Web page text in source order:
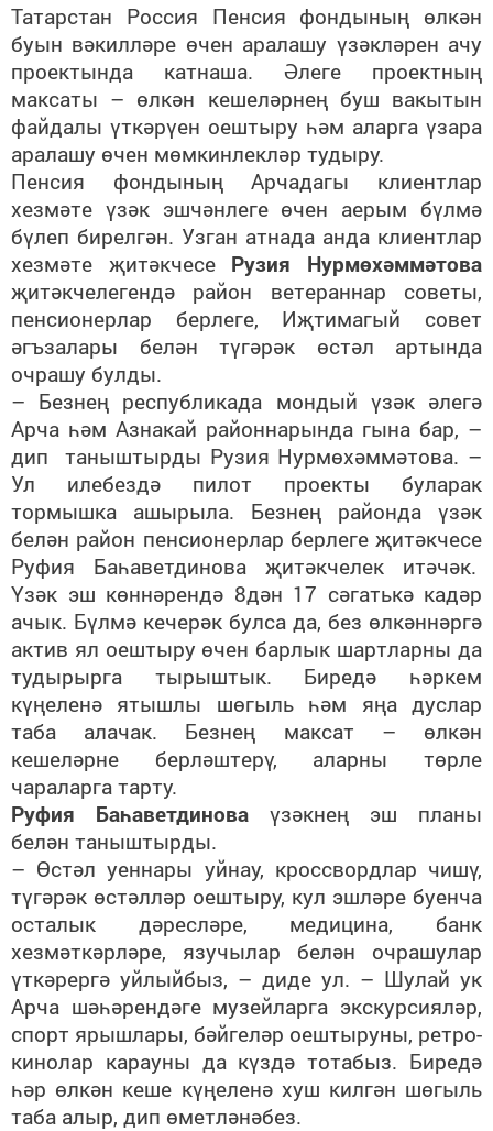
Татарстан Россия Пенсия фондының өлкән
буын вәкилләре өчен аралашу үзәкләрен ачу
проектында катнаша. Әлеге проектның
максаты – өлкән кешеләрнең буш вакытын
файдалы үткәрүен оештыру һәм аларга үзара
аралашу өчен мөмкинлекләр тудыру.
Пенсия фондының Арчадагы клиентлар
хезмәте үзәк эшчәнлеге өчен аерым бүлмә
бүлеп бирелгән. Узган атнада анда клиентлар
хезмәте җитәкчесе Рузия Нурмөхәммәтова
җитәкчелегендә район ветераннар советы,
пенсионерлар берлеге, Иҗтимагый совет
әгъзалары белән түгәрәк өстәл артында
очрашу булды.
– Безнең республикада мондый үзәк әлегә
Арча һәм Азнакай районнарында гына бар, –
дип таныштырды Рузия Нурмөхәммәтова. –
Ул илебездә пилот проекты буларак
тормышка ашырыла. Безнең районда үзәк
белән район пенсионерлар берлеге җитәкчесе
Руфия Баһаветдинова җитәкчелек итәчәк.
Үзәк эш көннәрендә 8дән 17 сәгатькә кадәр
ачык. Бүлмә кечерәк булса да, без өлкәннәргә
актив ял оештыру өчен барлык шартларны да
тудырырга тырыштык. Биредә һәркем
күңеленә ятышлы шөгыль һәм яңа дуслар
таба алачак. Безнең максат – өлкән
кешеләрне берләштерү, аларны төрле
чараларга тарту.
Руфия Баһаветдинова үзәкнең эш планы
белән таныштырды.
– Өстәл уеннары уйнау, кроссвордлар чишү,
түгәрәк өстәлләр оештыру, кул эшләре буенча
осталык дәресләре, медицина, банк
хезмәткәрләре, язучылар белән очрашулар
үткәрергә уйлыйбыз, – диде ул. – Шулай ук
Арча шәһәрендәге музейларга экскурсияләр,
спорт ярышлары, бәйгеләр оештыруны, ретро-
кинолар карауны да күздә тотабыз. Биредә
һәр өлкән кеше күңеленә хуш килгән шөгыль
таба алыр, дип өметләнәбез.